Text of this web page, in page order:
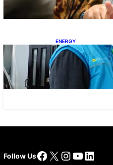
ENERGY
Ada 21.865
Charging
Follow UsFacebook
X Instagram
YouTube